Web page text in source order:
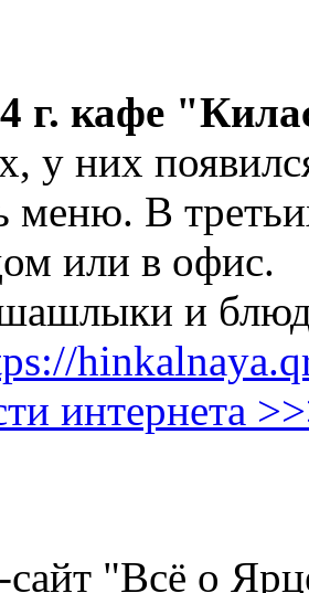
г. кафе
у них
меню. В
или в офис.
и
интернета
сайт "Всё о